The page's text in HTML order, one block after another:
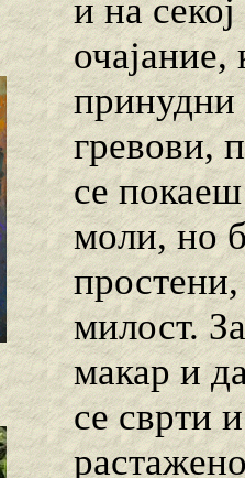
и на
принудни
гревови,
се
моли, но
милост.
макар и
се сврти